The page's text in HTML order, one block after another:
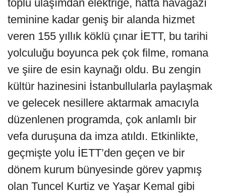
toplu ulaşımdan elektriğe, hatta havagazı
teminine kadar geniş bir alanda hizmet
veren 155 yıllık köklü çınar İETT, bu tarihi
yolculuğu boyunca pek çok filme, romana
ve şiire de esin kaynağı oldu. Bu zengin
kültür hazinesini İstanbullularla paylaşmak
ve gelecek nesillere aktarmak amacıyla
düzenlenen programda, çok anlamlı bir
vefa duruşuna da imza atıldı. Etkinlikte,
geçmişte yolu İETT’den geçen ve bir
dönem kurum bünyesinde görev yapmış
olan Tuncel Kurtiz ve Yaşar Kemal gibi